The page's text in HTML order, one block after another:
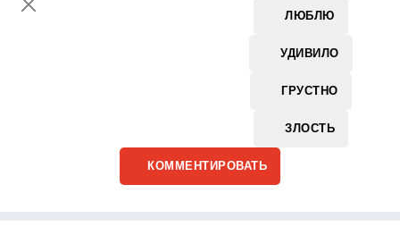
ЛЮБЛЮ
УДИВИЛО
ГРУСТНО
ЗЛОСТЬ
КОММЕНТИРОВАТЬ